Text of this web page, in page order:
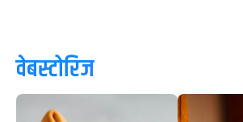
वेबस्टोरिज